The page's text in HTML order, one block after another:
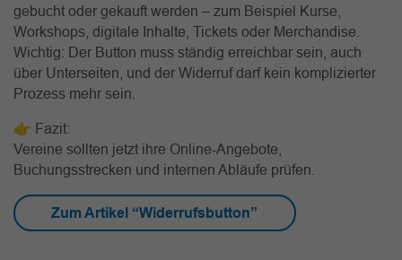
gebucht oder gekauft werden – zum Beispiel Kurse,
Workshops, digitale Inhalte, Tickets oder Merchandise.
Wichtig: Der Button muss ständig erreichbar sein, auch
über Unterseiten, und der Widerruf darf kein komplizierter
Prozess mehr sein.
👉 Fazit:
Vereine sollten jetzt ihre Online-Angebote,
Buchungsstrecken und internen Abläufe prüfen.
Zum Artikel “Widerrufsbutton”